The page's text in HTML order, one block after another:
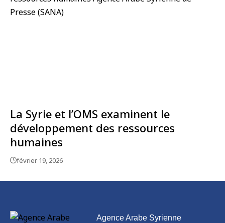
La Syrie et l’OMS examinent le
développement des ressources
humaines
février 19, 2026
Agence Arabe Syrienne